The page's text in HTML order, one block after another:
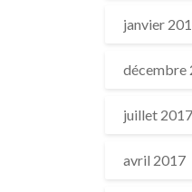
janvier
décembre
juillet 2017
avril 2017